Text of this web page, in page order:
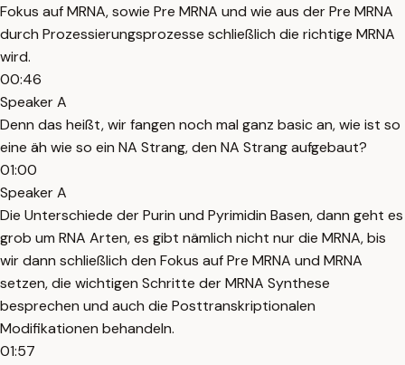
Fokus auf MRNA, sowie Pre MRNA und wie aus der Pre MRNA
durch Prozessierungsprozesse schließlich die richtige MRNA
wird.
00:46
Speaker A
Denn das heißt, wir fangen noch mal ganz basic an, wie ist so
eine äh wie so ein NA Strang, den NA Strang aufgebaut?
01:00
Speaker A
Die Unterschiede der Purin und Pyrimidin Basen, dann geht es
grob um RNA Arten, es gibt nämlich nicht nur die MRNA, bis
wir dann schließlich den Fokus auf Pre MRNA und MRNA
setzen, die wichtigen Schritte der MRNA Synthese
besprechen und auch die Posttranskriptionalen
Modifikationen behandeln.
01:57